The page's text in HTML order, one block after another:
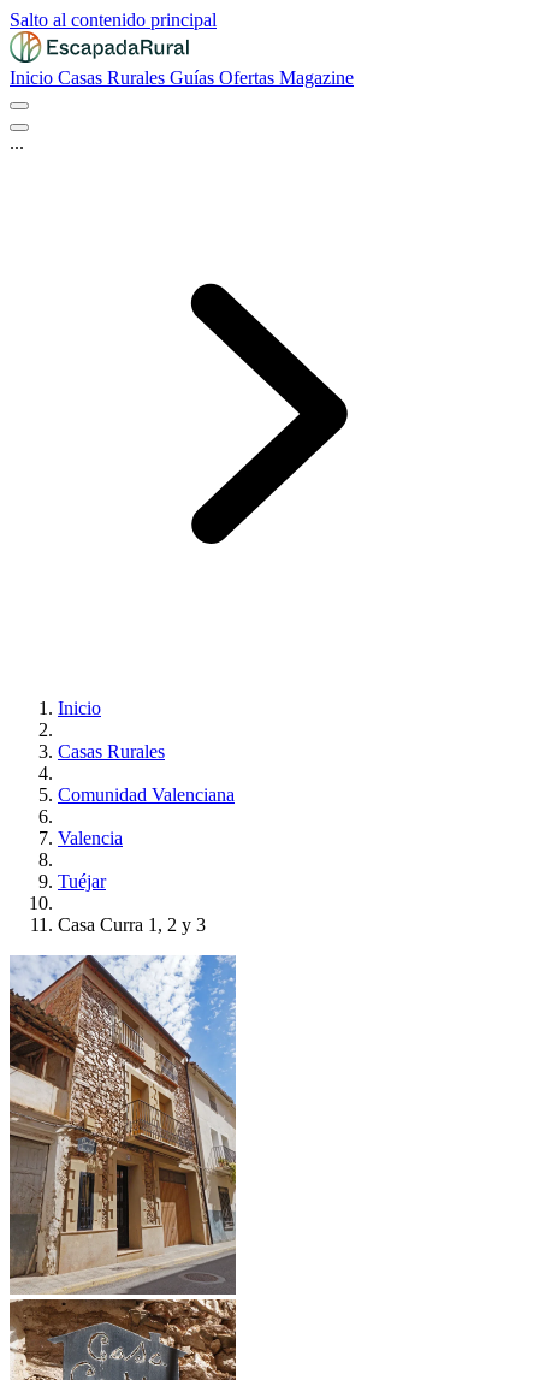
Salto al contenido principal
Inicio Casas Rurales Guías Ofertas Magazine
...
Inicio
Casas Rurales
Comunidad Valenciana
Valencia
Tuéjar
Casa Curra 1, 2 y 3